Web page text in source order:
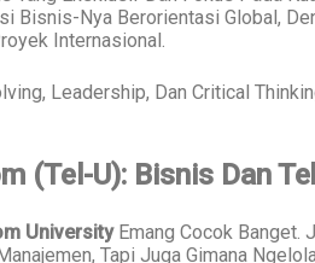
Bisnis-Nya Berorientasi Global,
Internasional.
Leadership, Dan Critical
(Tel-U): Bisnis Dan
UniversityEmang Cocok Banget.
Tapi Juga Gimana